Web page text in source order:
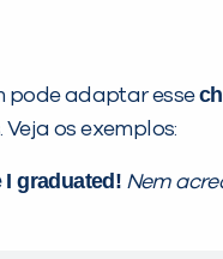
pode adaptar esse
os exemplos:
I graduated! Nem